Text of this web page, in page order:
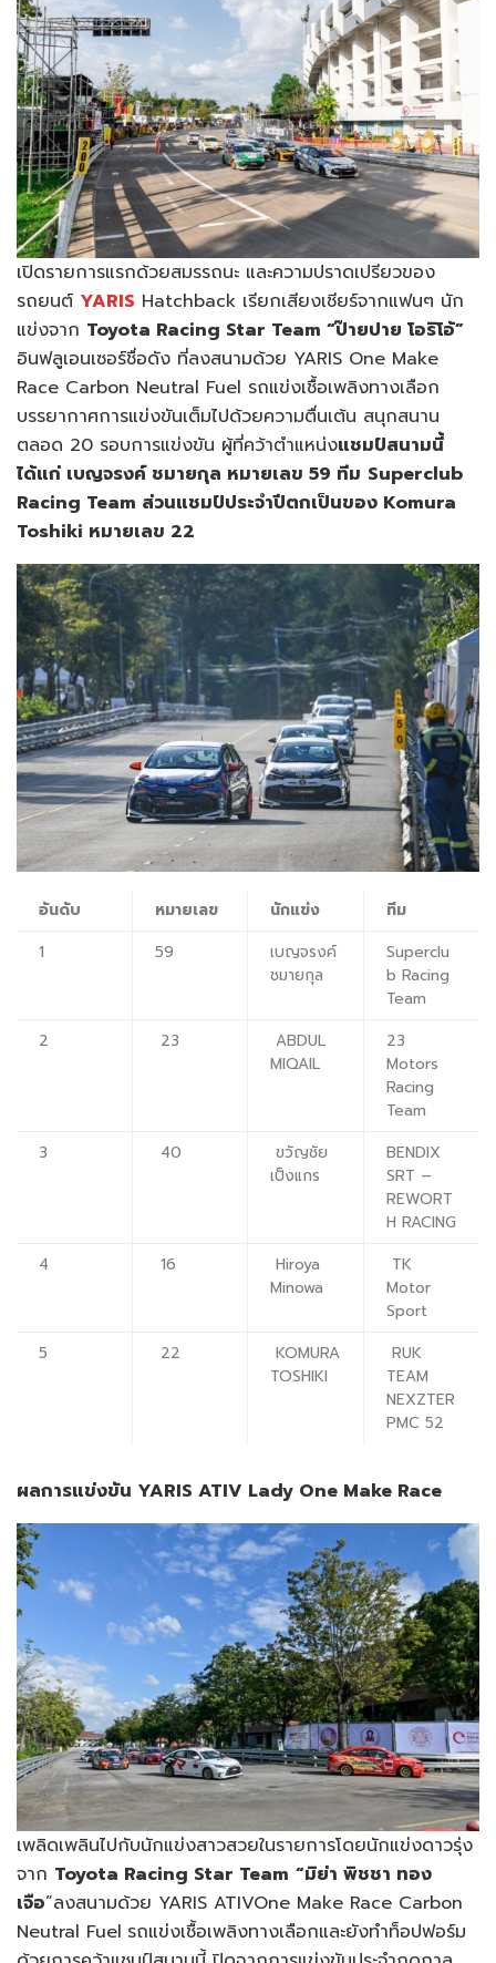
เปิดรายการแรกด้วยสมรรถนะ และความปราดเปรียวของ
รถยนต์ YARIS Hatchback เรียกเสียงเชียร์จากแฟนๆ นัก
แข่งจาก Toyota Racing Star Team “ป๊ายปาย โอริโอ้”
อินฟลูเอนเซอร์ชื่อดัง ที่ลงสนามด้วย YARIS One Make
Race Carbon Neutral Fuel รถแข่งเชื้อเพลิงทางเลือก
บรรยากาศการแข่งขันเต็มไปด้วยความตื่นเต้น สนุกสนาน
ตลอด 20 รอบการแข่งขัน ผู้ที่คว้าตำแหน่งแชมป์สนามนี้
ได้แก่ เบญจรงค์ ชมายกุล หมายเลข 59 ทีม Superclub
Racing Team ส่วนแชมป์ประจำปีตกเป็นของ Komura
Toshiki หมายเลข 22
อันดับ หมายเลข นักแข่ง
ทีม
1
59
เบญจรงค์
ชมายกุล
Superclu
b Racing
Team
2
23
ABDUL
MIQAIL
23
Motors
Racing
Team
3
40
ขวัญชัย
เป็งแกร
BENDIX
SRT –
REWORT
H RACING
4
16
Hiroya
Minowa
TK
Motor
Sport
5
22
KOMURA
TOSHIKI
RUK
TEAM
NEXZTER
PMC 52
ผลการแข่งขัน YARIS ATIV Lady One Make Race
เพลิดเพลินไปกับนักแข่งสาวสวยในรายการโดยนักแข่งดาวรุ่ง
จาก Toyota Racing Star Team “มิย่า พิชชา ทอง
เจือ”ลงสนามด้วย YARIS ATIVOne Make Race Carbon
Neutral Fuel รถแข่งเชื้อเพลิงทางเลือกและยังทำท็อปฟอร์ม